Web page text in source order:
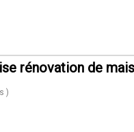
rénovation de
)